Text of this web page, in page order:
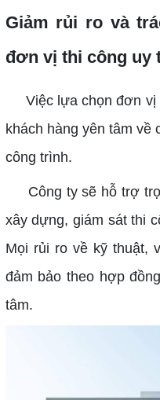
Giảm rủi ro và
đơn vị thi công uy
Việc lựa chọn đơn vị
khách hàng yên tâm về
công trình.
Công ty sẽ hỗ trợ
xây dựng, giám sát thi
Mọi rủi ro về kỹ thuật,
đảm bảo theo hợp
tâm.